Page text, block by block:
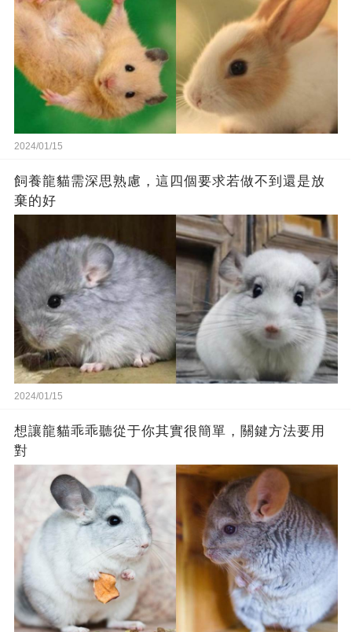
2024/01/15
飼養龍貓需深思熟慮，這四個要求若做不到還是放
棄的好
2024/01/15
想讓龍貓乖乖聽從于你其實很簡單，關鍵方法要用
對